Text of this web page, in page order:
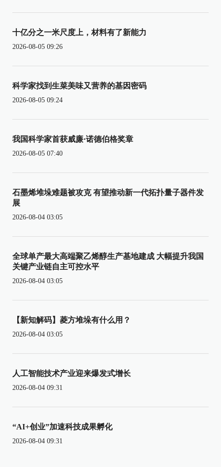
十亿分之一米尺度上，材料有了新能力
2026-08-05 09:26
科学家找到生菜美味又营养的基因密码
2026-08-05 09:24
我国科学家首获威廉·诺德伯格奖章
2026-08-05 07:40
石墨烯堆垛难题被攻克 有望推动新一代拓扑量子器件发
展
2026-08-04 03:05
全球单产最大高端聚乙烯醇生产基地建成 大幅提升我国
关键产业链自主可控水平
2026-08-04 03:05
【新知解码】菱方堆垛有什么用？
2026-08-04 03:05
人工智能技术产业迎来爆发式增长
2026-08-04 09:31
“AI+创业”加速科技成果孵化
2026-08-04 09:31